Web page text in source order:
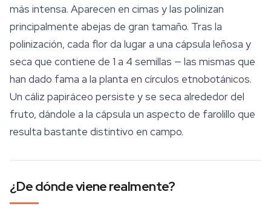
más intensa. Aparecen en cimas y las polinizan
principalmente abejas de gran tamaño. Tras la
polinización, cada flor da lugar a una cápsula leñosa y
seca que contiene de 1 a 4 semillas — las mismas que
han dado fama a la planta en círculos etnobotánicos.
Un cáliz papiráceo persiste y se seca alrededor del
fruto, dándole a la cápsula un aspecto de farolillo que
resulta bastante distintivo en campo.
¿De dónde viene realmente?